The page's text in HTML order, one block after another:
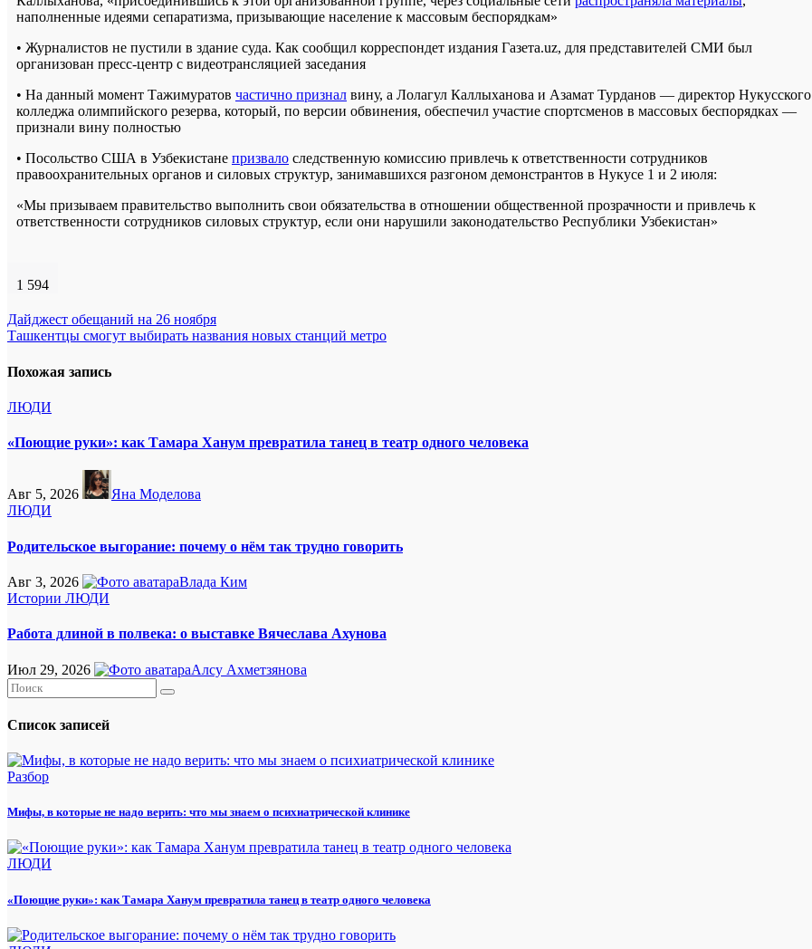
наполненные идеями сепаратизма, призывающие население к массовым беспорядкам»
• Журналистов не пустили в здание суда. Как сообщил корреспондет издания Газета.uz, для представителей СМИ был
организован пресс-центр с видеотрансляцией заседания
• На данный момент Тажимуратов частично признал вину, а Лолагул Каллыханова и Азамат Турданов — директор Нукусского
колледжа олимпийского резерва, который, по версии обвинения, обеспечил участие спортсменов в массовых беспорядках —
признали вину полностью
• Посольство США в Узбекистане призвало следственную комиссию привлечь к ответственности сотрудников
правоохранительных органов и силовых структур, занимавшихся разгоном демонстрантов в Нукусе 1 и 2 июля:
«Мы призываем правительство выполнить свои обязательства в отношении общественной прозрачности и привлечь к
ответственности сотрудников силовых структур, если они нарушили законодательство Республики Узбекистан»
1 594
Навигация
по
записям
Дайджест обещаний на 26 ноября
Ташкентцы смогут выбирать названия новых станций метро
Похожая запись
ЛЮДИ
«Поющие руки»: как Тамара Ханум превратила танец в театр одного человека
Авг 5, 2026
Яна Моделова
ЛЮДИ
Родительское выгорание: почему о нём так трудно говорить
Авг 3, 2026
Влада Ким
Истории ЛЮДИ
Работа длиной в полвека: о выставке Вячеслава Ахунова
Июл 29, 2026 Алсу Ахметзянова
Список записей
Разбор
Мифы, в которые не надо верить: что мы знаем о психиатрической клинике
ЛЮДИ
«Поющие руки»: как Тамара Ханум превратила танец в театр одного человека